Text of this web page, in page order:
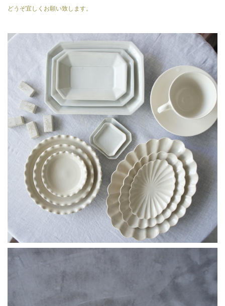
どうぞ宜しくお願い致します。